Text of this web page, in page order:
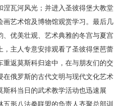
涅瓦河风光；并进入圣彼得堡大教堂
画艺术馆及博物馆观赏学习。最后几
、优美壮观、艺术典雅的冬宫与夏宫
，主人专意安排观看了圣彼得堡芭蕾
返莫斯科归途中，在与朋友们的交
在俄罗斯的古代文明与现代文化艺术
科当日的武术教学活动也迅速展
形八法拳联盟的负责人齐聚总部训